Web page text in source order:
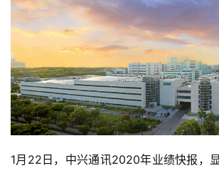
1月22日，中兴通讯2020年业绩快报，